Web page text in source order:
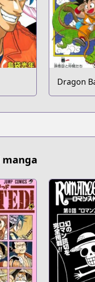
Dragon
manga